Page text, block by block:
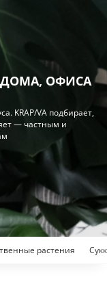
ОФИСА
KRAP/VA подбирает,
— частным и
растения